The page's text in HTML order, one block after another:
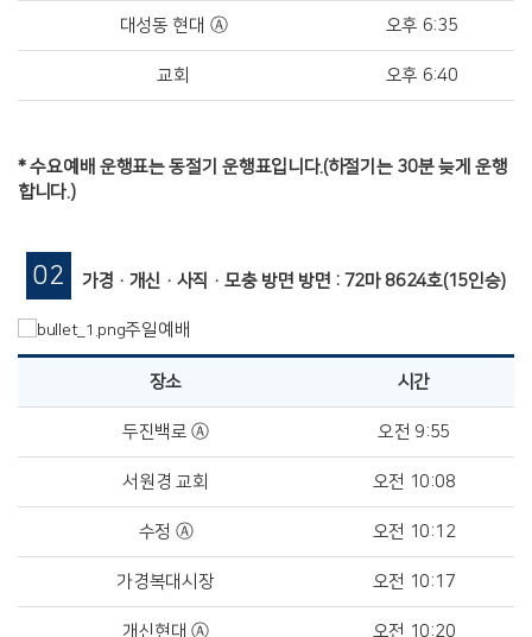
대성동 현대 Ⓐ 오후 6:35
교회 오후 6:40
* 수요예배 운행표는 동절기 운행표입니다.(하절기는 30분 늦게 운행
합니다.)
02 가경·개신·사직·모충 방면 방면 : 72마 8624호(15인승)
주일예배
장소 시간
두진백로 Ⓐ 오전 9:55
서원경 교회 오전 10:08
수정 Ⓐ 오전 10:12
가경복대시장 오전 10:17
개신현대 Ⓐ 오전 10:20